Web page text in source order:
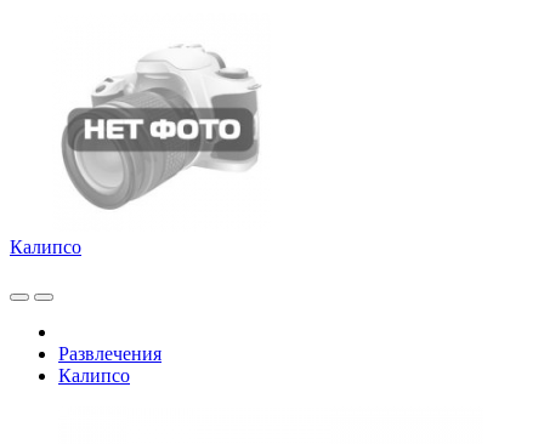
Калипсо
Развлечения
Калипсо